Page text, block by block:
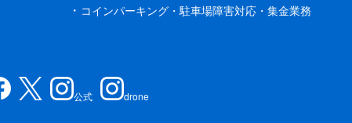
コインパーキング・駐車場障害対応・集金業務
公式 drone